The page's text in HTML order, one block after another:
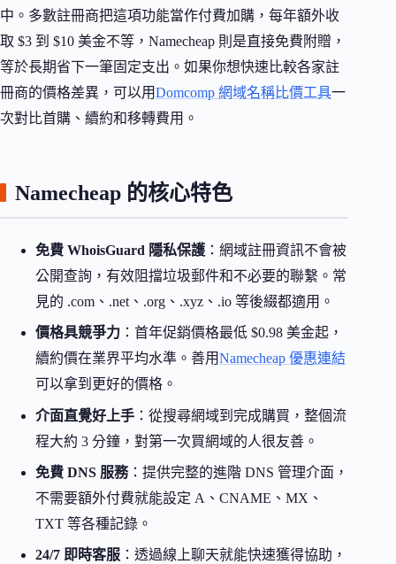
中。多數註冊商把這項功能當作付費加購，每年額外收
取 $3 到 $10 美金不等，Namecheap 則是直接免費附贈，
等於長期省下一筆固定支出。如果你想快速比較各家註
冊商的價格差異，可以用Domcomp 網域名稱比價工具一
次對比首購、續約和移轉費用。
Namecheap 的核心特色
免費 WhoisGuard 隱私保護 ：網域註冊資訊不會被
公開查詢，有效阻擋垃圾郵件和不必要的聯繫。常
見的 .com、.net、.org、.xyz、.io 等後綴都適用。
價格具競爭力 ：首年促銷價格最低 $0.98 美金起，
續約價在業界平均水準。善用Namecheap 優惠連結
可以拿到更好的價格。
介面直覺好上手 ：從搜尋網域到完成購買，整個流
程大約 3 分鐘，對第一次買網域的人很友善。
免費 DNS 服務：提供完整的進階 DNS 管理介面，
不需要額外付費就能設定 A、CNAME、MX、
TXT 等各種記錄。
24/7 即時客服 ：透過線上聊天就能快速獲得協助，